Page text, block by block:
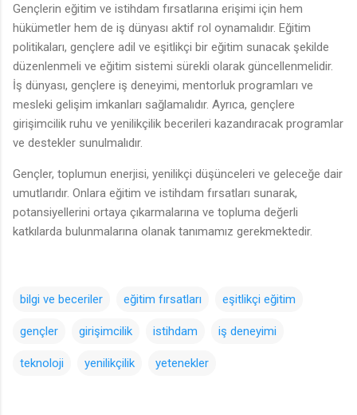
Gençlerin eğitim ve istihdam fırsatlarına erişimi için hem
hükümetler hem de iş dünyası aktif rol oynamalıdır. Eğitim
politikaları, gençlere adil ve eşitlikçi bir eğitim sunacak şekilde
düzenlenmeli ve eğitim sistemi sürekli olarak güncellenmelidir.
İş dünyası, gençlere iş deneyimi, mentorluk programları ve
mesleki gelişim imkanları sağlamalıdır. Ayrıca, gençlere
girişimcilik ruhu ve yenilikçilik becerileri kazandıracak programlar
ve destekler sunulmalıdır.
Gençler, toplumun enerjisi, yenilikçi düşünceleri ve geleceğe dair
umutlarıdır. Onlara eğitim ve istihdam fırsatları sunarak,
potansiyellerini ortaya çıkarmalarına ve topluma değerli
katkılarda bulunmalarına olanak tanımamız gerekmektedir.
bilgi ve beceriler eğitim fırsatları eşitlikçi eğitim
gençler girişimcilik istihdam iş deneyimi
teknoloji yenilikçilik yetenekler